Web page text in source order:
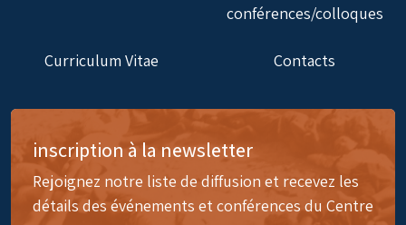
conférences/colloques
Curriculum Vitae Contacts
inscription à la newsletter
Rejoignez notre liste de diffusion et recevez les
détails des événements et conférences du Centre